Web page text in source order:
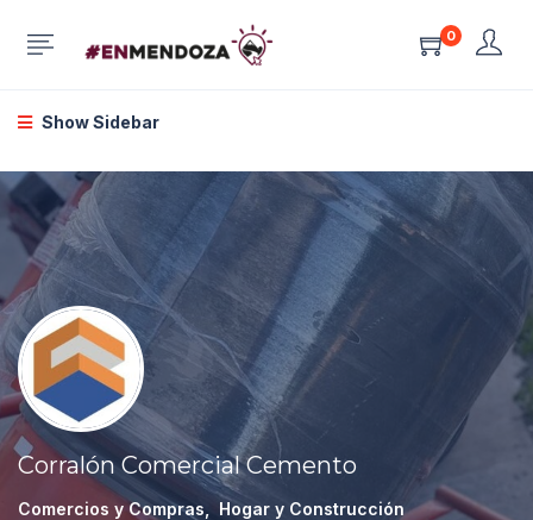
0
Show Sidebar
Corralón Comercial Cemento
Comercios y Compras
Hogar y Construcción